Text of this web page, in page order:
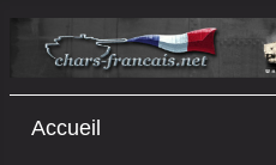
Accueil